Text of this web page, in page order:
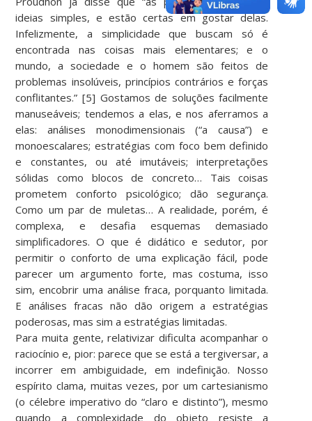
ideias simples, e estão certas em gostar delas.
Infelizmente, a simplicidade que buscam só é
encontrada nas coisas mais elementares; e o
mundo, a sociedade e o homem são feitos de
problemas insolúveis, princípios contrários e forças
conflitantes.” [5] Gostamos de soluções facilmente
manuseáveis; tendemos a elas, e nos aferramos a
elas: análises monodimensionais (“a causa”) e
monoescalares; estratégias com foco bem definido
e constantes, ou até imutáveis; interpretações
sólidas como blocos de concreto… Tais coisas
prometem conforto psicológico; dão segurança.
Como um par de muletas… A realidade, porém, é
complexa, e desafia esquemas demasiado
simplificadores. O que é didático e sedutor, por
permitir o conforto de uma explicação fácil, pode
parecer um argumento forte, mas costuma, isso
sim, encobrir uma análise fraca, porquanto limitada.
E análises fracas não dão origem a estratégias
poderosas, mas sim a estratégias limitadas.
Para muita gente, relativizar dificulta acompanhar o
raciocínio e, pior: parece que se está a tergiversar, a
incorrer em ambiguidade, em indefinição. Nosso
espírito clama, muitas vezes, por um cartesianismo
(o célebre imperativo do “claro e distinto”), mesmo
quando a complexidade do objeto resiste a